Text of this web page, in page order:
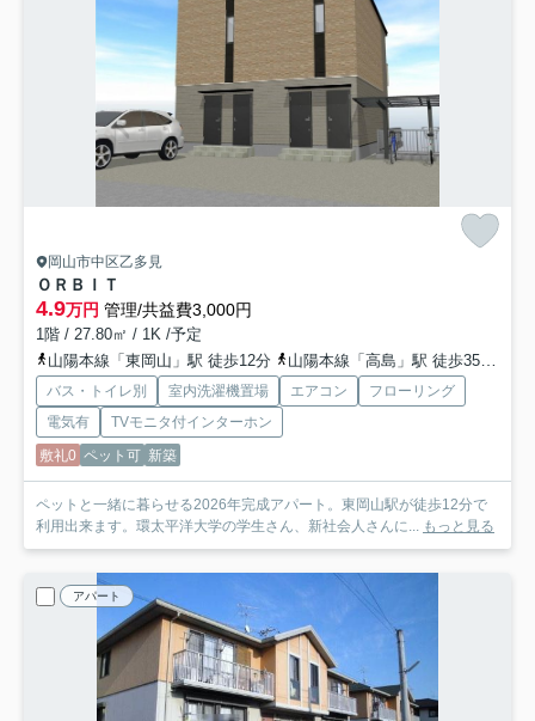
岡山市中区乙多見
ＯＲＢＩＴ
4.9万円 管理/共益費3,000円
1階 / 27.80㎡ / 1K /予定
山陽本線「東岡山」駅 徒歩12分
山陽本線「高島」駅 徒歩35分
バス・トイレ別 室内洗濯機置場 エアコン
フローリング
電気有
TVモニタ付インターホン
敷礼0 ペット可 新築
ペットと一緒に暮らせる2026年完成アパート。東岡山駅が徒歩12分で
利用出来ます。環太平洋大学の学生さん、新社会人さんに... もっと見る
アパート